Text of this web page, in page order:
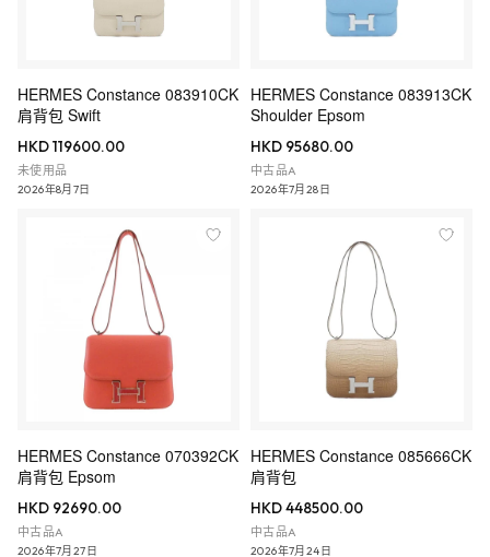
HERMES Constance 083910CK
肩背包 Swift
HKD 119600.00
未使用品
2026年8月7日
HERMES Constance 083913CK
Shoulder Epsom
HKD 95680.00
中古品A
2026年7月28日
HERMES Constance 070392CK
肩背包 Epsom
HKD 92690.00
中古品A
2026年7月27日
HERMES Constance 085666CK
肩背包
HKD 448500.00
中古品A
2026年7月24日